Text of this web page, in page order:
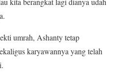
umrah, Ashanty tetap
karyawannya yang telah